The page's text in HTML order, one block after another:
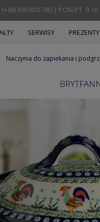
(+48) 690 800 780 | PON-PT. 9-16
SERWISY PREZENTY
Naczynia do zapiekania i